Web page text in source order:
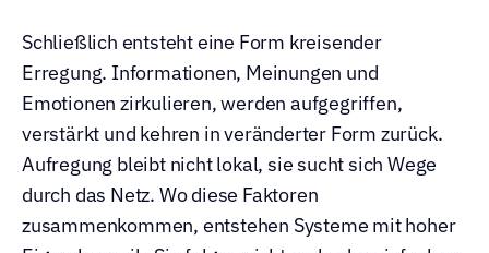
Schließlich entsteht eine Form kreisender
Erregung. Informationen, Meinungen und
Emotionen zirkulieren, werden aufgegriffen,
verstärkt und kehren in veränderter Form zurück.
Aufregung bleibt nicht lokal, sie sucht sich Wege
durch das Netz. Wo diese Faktoren
zusammenkommen, entstehen Systeme mit hoher